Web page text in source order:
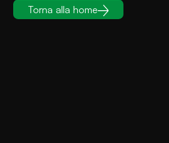
Torna alla home